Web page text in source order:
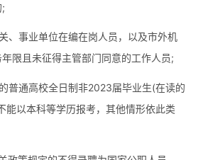
、事业单位在编在岗人员，以及市外机
限且未征得主管部门同意的工作人员;
普通高校全日制非2023届毕业生(在读的
能以本科等学历报考，其他情形依此类